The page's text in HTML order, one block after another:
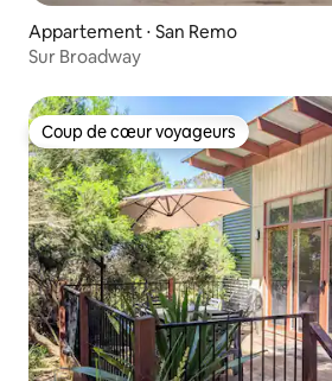
Appartement ⋅ San Remo
Sur Broadway
Coup de cœur voyageurs
Coup de cœur voyageurs